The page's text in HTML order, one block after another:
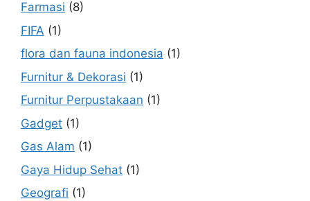
Farmasi (8)
FIFA (1)
flora dan fauna indonesia (1)
Furnitur & Dekorasi (1)
Furnitur Perpustakaan (1)
Gadget (1)
Gas Alam (1)
Gaya Hidup Sehat (1)
Geografi (1)